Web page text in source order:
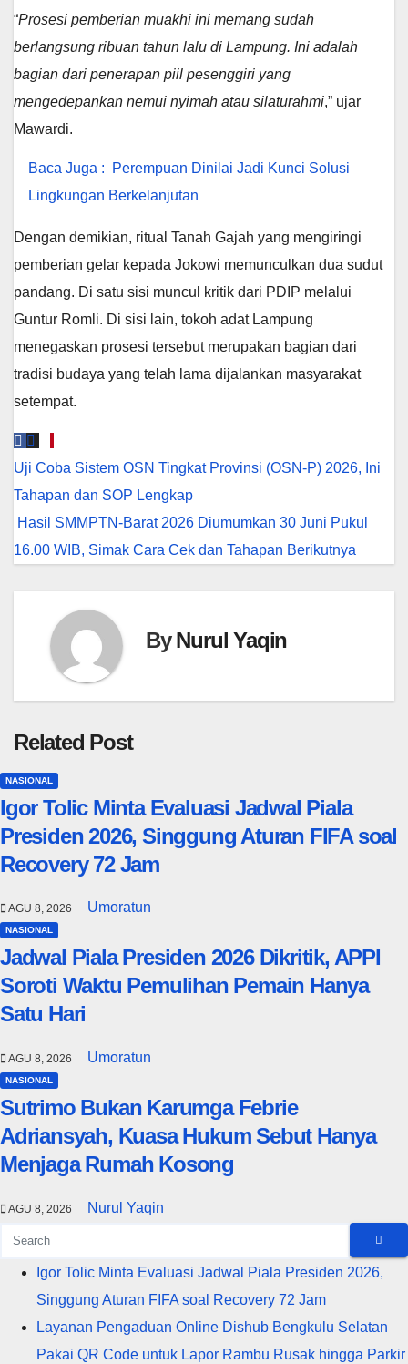
“Prosesi pemberian muakhi ini memang sudah
berlangsung ribuan tahun lalu di Lampung. Ini adalah
bagian dari penerapan piil pesenggiri yang
mengedepankan nemui nyimah atau silaturahmi,” ujar
Mawardi.
Baca Juga :
Perempuan Dinilai Jadi Kunci Solusi
Lingkungan Berkelanjutan
Dengan demikian, ritual Tanah Gajah yang mengiringi
pemberian gelar kepada Jokowi memunculkan dua sudut
pandang. Di satu sisi muncul kritik dari PDIP melalui
Guntur Romli. Di sisi lain, tokoh adat Lampung
menegaskan prosesi tersebut merupakan bagian dari
tradisi budaya yang telah lama dijalankan masyarakat
setempat.
Navigasi
pos
Uji Coba Sistem OSN Tingkat Provinsi (OSN-P) 2026, Ini
Tahapan dan SOP Lengkap
Hasil SMMPTN-Barat 2026 Diumumkan 30 Juni Pukul
16.00 WIB, Simak Cara Cek dan Tahapan Berikutnya
ByNurul Yaqin
Related Post
NASIONAL
Igor Tolic Minta Evaluasi Jadwal Piala
Presiden 2026, Singgung Aturan FIFA soal
Recovery 72 Jam
AGU 8, 2026 Umoratun
NASIONAL
Jadwal Piala Presiden 2026 Dikritik, APPI
Soroti Waktu Pemulihan Pemain Hanya
Satu Hari
AGU 8, 2026 Umoratun
NASIONAL
Sutrimo Bukan Karumga Febrie
Adriansyah, Kuasa Hukum Sebut Hanya
Menjaga Rumah Kosong
AGU 8, 2026 Nurul Yaqin
Igor Tolic Minta Evaluasi Jadwal Piala Presiden 2026,
Singgung Aturan FIFA soal Recovery 72 Jam
Layanan Pengaduan Online Dishub Bengkulu Selatan
Pakai QR Code untuk Lapor Rambu Rusak hingga Parkir